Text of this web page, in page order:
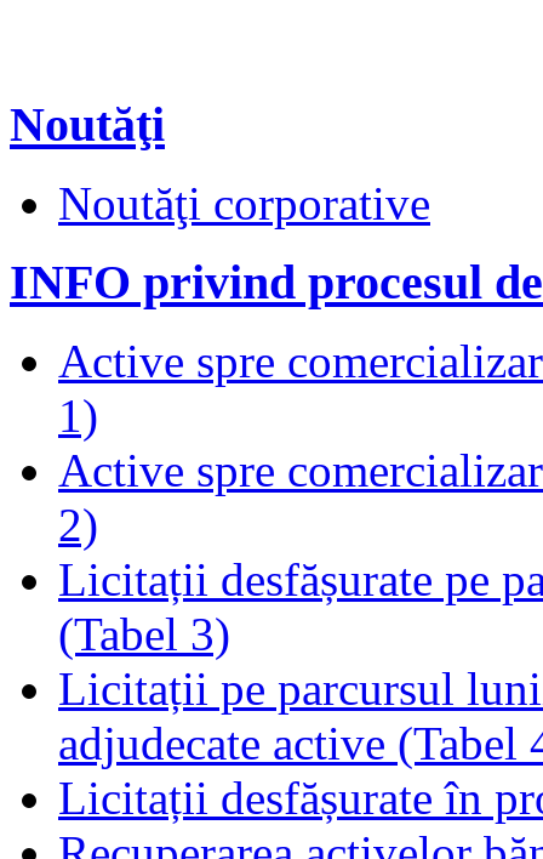
Noutăţi
Noutăţi corporative
INFO privind procesul
Active spre
1)
Active spre
2)
Licitații desfășurate pe
(Tabel 3)
Licitații pe parcursul
adjudecate active (Tabel
Licitații desfășurate în